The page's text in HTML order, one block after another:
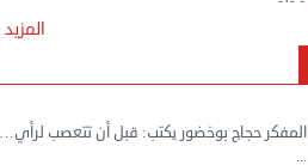
نقل عفش المنطقه العاشره 50636444 فك
وتركيب ...
نقل عفش المنطقه العاشره 50636444 فك
وتركيب ...
المزيد
المفكر حجاج بوخضور يكتب: قبل أن تتعصب لرأي…
...